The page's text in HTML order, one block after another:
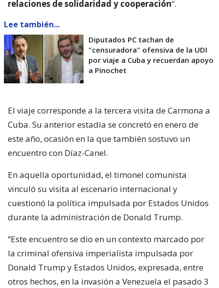
relaciones de solidaridad y cooperación“.
Lee también...
Diputados PC tachan de
"censuradora" ofensiva de la UDI
por viaje a Cuba y recuerdan apoyo
a Pinochet
El viaje corresponde a la tercera visita de Carmona a
Cuba. Su anterior estadía se concretó en enero de
este año, ocasión en la que también sostuvo un
encuentro con Díaz-Canel.
En aquella oportunidad, el timonel comunista
vinculó su visita al escenario internacional y
cuestionó la política impulsada por Estados Unidos
durante la administración de Donald Trump.
“Este encuentro se dio en un contexto marcado por
la criminal ofensiva imperialista impulsada por
Donald Trump y Estados Unidos, expresada, entre
otros hechos, en la invasión a Venezuela el pasado 3